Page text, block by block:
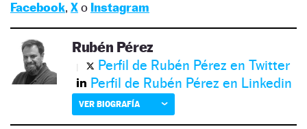
Facebook, Xo Instagram
Rubén Pérez
Perfil de Rubén Pérez en Twitter
Perfil de Rubén Pérez en Linkedin
VER BIOGRAFÍA